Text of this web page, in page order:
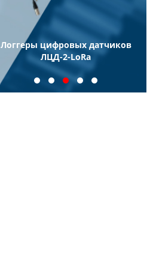
Логгеры цифровых датчиков
ЛЦД-2-LoRa